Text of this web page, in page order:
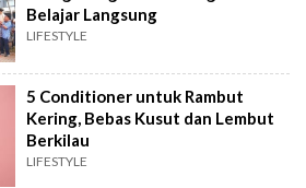
Belajar Langsung
LIFESTYLE
5 Conditioner untuk Rambut
Kering, Bebas Kusut dan Lembut
Berkilau
LIFESTYLE